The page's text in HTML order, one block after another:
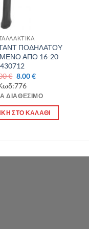
ΠΟΔΗΛΑΤΟΥ
ΑΠΟ 16-20
430712
€ Original
price
was:
10.00 €.
8.00€Η
είναι:
8.00 €.
ΔΙΑΘΈΣΙΜΟ
ΣΤΟ ΚΑΛΆΘΙ